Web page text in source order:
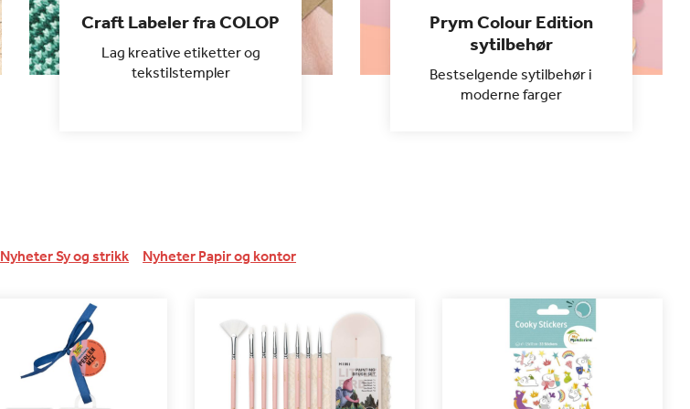
Craft Labeler fra COLOP
Lag kreative etiketter og
tekstilstempler
Prym Colour Edition
sytilbehør
Bestselgende sytilbehør i
moderne farger
Nyheter Sy og strikk Nyheter Papir og kontor